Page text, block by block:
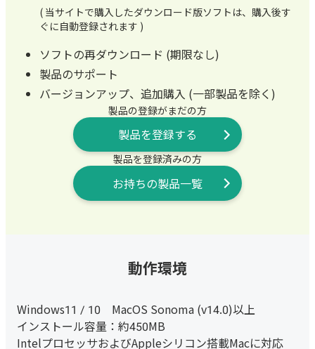
( 当サイトで購入したダウンロード版ソフトは、購入後す
ぐに自動登録されます )
ソフトの再ダウンロード (期限なし)
製品のサポート
バージョンアップ、追加購入 (一部製品を除く)
製品の登録がまだの方
製品を登録する
製品を登録済みの方
お持ちの製品一覧
動作環境
Windows11 / 10 MacOS Sonoma (v14.0)以上
インストール容量：約450MB
IntelプロセッサおよびAppleシリコン搭載Macに対応